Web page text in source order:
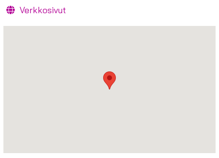
Verkkosivut